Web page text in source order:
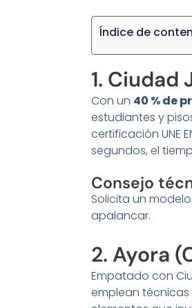
Índice de
1. Ciudad
Con un 40 % de
estudiantes y
certificación UNE
segundos, el
Consejo
Solicita un
apalancar.
2. Ayora
Empatado con
emplean técnicas